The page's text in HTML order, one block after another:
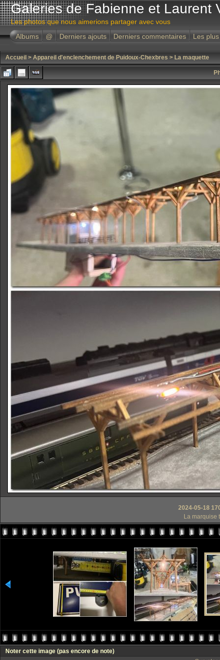
Galeries de Fabienne et Laurent
Les photos que nous aimerions partager avec vous
Albums
@ Derniers ajouts Derniers commentaires Les
Accueil > Appareil d'enclenchement de Puidoux-Chexbres > La maquette
2024-05-18
La marquise
Noter cette image (pas encore de note)